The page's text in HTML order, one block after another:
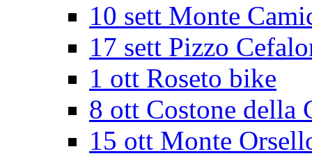
10 sett Monte
17 sett Pizzo
1 ott Roseto bike
8 ott Costone della
15 ott Monte